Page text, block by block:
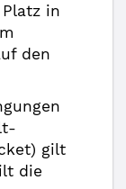
in
den
gilt
die